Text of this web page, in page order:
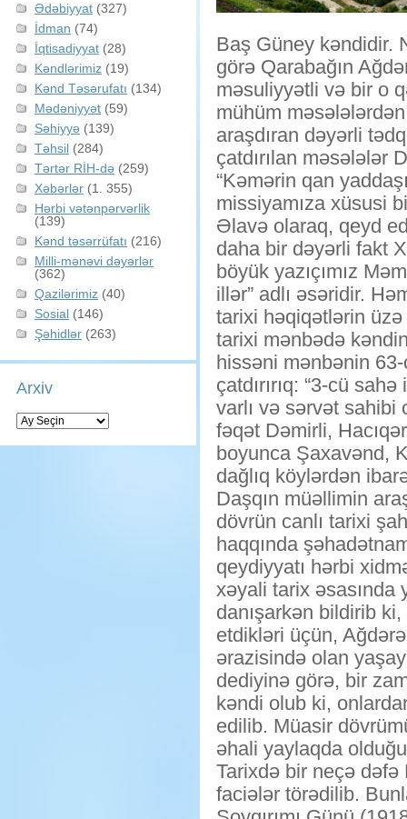
Ədəbiyyat (327)
İdman (74)
İqtisadiyyat (28)
Kəndlərimiz (19)
Kənd Təsərufatı (134)
Mədəniyyət (59)
Səhiyyə (139)
Təhsil (284)
Tərtər RİH-də (259)
Xəbərlər (1. 355)
Hərbi vətənpərvərlik
(139)
Kənd təsərrüfatı (216)
Milli-mənəvi dəyərlər
(362)
Qazilərimiz (40)
Sosial (146)
Şəhidlər (263)
Arxiv
Arxiv
Baş Güney kəndidir.
görə Qarabağın
məsuliyyətli və bir o
mühüm
araşdıran dəyərli
çatdırılan məsələlər
“Kəmərin qan
missiyamıza xüsusi
Əlavə olaraq, qeyd
daha bir dəyərli fakt
böyük yazıçımız
illər” adlı əsəridir.
tarixi həqiqətlərin üzə
tarixi mənbədə
hissəni mənbənin
çatdırırıq: “3-cü
varlı və sərvət
fəqət Dəmirli,
boyunca Şaxavənd,
dağlıq köylərdən
Daşqın müəllimin
dövrün canlı tarixi
haqqında
qeydiyyatı hərbi
xəyali tarix əsasında
danışarkən bildirib
etdikləri üçün,
ərazisində olan
dediyinə görə, bir
kəndi olub ki,
edilib. Müasir
əhali yaylaqda
Tarixdə bir neçə
faciələr törədilib.